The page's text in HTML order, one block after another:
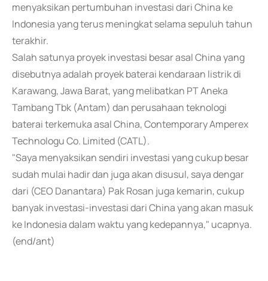
menyaksikan pertumbuhan investasi dari China ke
Indonesia yang terus meningkat selama sepuluh tahun
terakhir.
Salah satunya proyek investasi besar asal China yang
disebutnya adalah proyek baterai kendaraan listrik di
Karawang, Jawa Barat, yang melibatkan PT Aneka
Tambang Tbk (Antam) dan perusahaan teknologi
baterai terkemuka asal China, Contemporary Amperex
Technologu Co. Limited (CATL).
"Saya menyaksikan sendiri investasi yang cukup besar
sudah mulai hadir dan juga akan disusul, saya dengar
dari (CEO Danantara) Pak Rosan juga kemarin, cukup
banyak investasi-investasi dari China yang akan masuk
ke Indonesia dalam waktu yang kedepannya," ucapnya.
(end/ant)